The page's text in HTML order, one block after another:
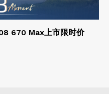
670 Max上市限时价